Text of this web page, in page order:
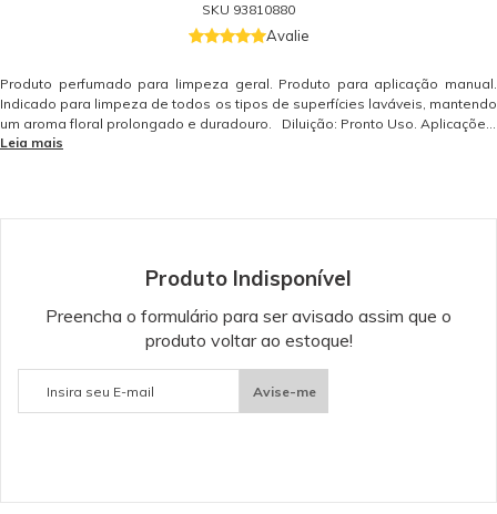
SKU 93810880
Avalie
Produto perfumado para limpeza geral. Produto para aplicação manual.
Indicado para limpeza de todos os tipos de superfícies laváveis, mantendo
um aroma floral prolongado e duradouro. Diluição: Pronto Uso. Aplicações:
Banheiro, salas, móveis em geral. Itens Inclusos 01 Limpador Perfumado
Leia mais
Produto Indisponível
Preencha o formulário para ser avisado assim que o
produto voltar ao estoque!
Avise-me